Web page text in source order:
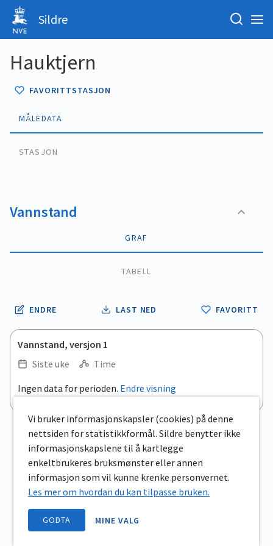
Sildre
Hauktjern
FAVORITTSTASJON
MÅLEDATA
STASJON
Vannstand
GRAF
TABELL
ENDRE LAST NED FAVORITT
Vannstand, versjon 1
Siste uke
Time
Ingen data for perioden. Endre visning
Vi bruker informasjonskapsler (cookies) på denne
nettsiden for statistikkformål. Sildre benytter ikke
informasjonskapslene til å kartlegge
enkeltbrukeres bruksmønster eller annen
informasjon som vil kunne krenke personvernet.
Les mer om hvordan du kan tilpasse bruken.
GODTA MINE VALG